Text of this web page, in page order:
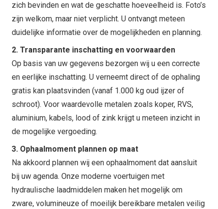
zich bevinden en wat de geschatte hoeveelheid is. Foto’s
zijn welkom, maar niet verplicht. U ontvangt meteen
duidelijke informatie over de mogelijkheden en planning.
2. Transparante inschatting en voorwaarden
Op basis van uw gegevens bezorgen wij u een correcte
en eerlijke inschatting. U verneemt direct of de ophaling
gratis kan plaatsvinden (vanaf 1.000 kg oud ijzer of
schroot). Voor waardevolle metalen zoals koper, RVS,
aluminium, kabels, lood of zink krijgt u meteen inzicht in
de mogelijke vergoeding.
3. Ophaalmoment plannen op maat
Na akkoord plannen wij een ophaalmoment dat aansluit
bij uw agenda. Onze moderne voertuigen met
hydraulische laadmiddelen maken het mogelijk om
zware, volumineuze of moeilijk bereikbare metalen veilig